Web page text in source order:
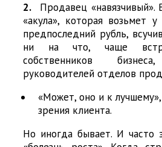
2. Продавец «навязчивый».
«акула», которая возьмет
предпоследний рубль,
ни на что, чаще
собственников
руководителей отделов
«Может, оно и к
зрения клиента.
Но иногда бывает. И часто